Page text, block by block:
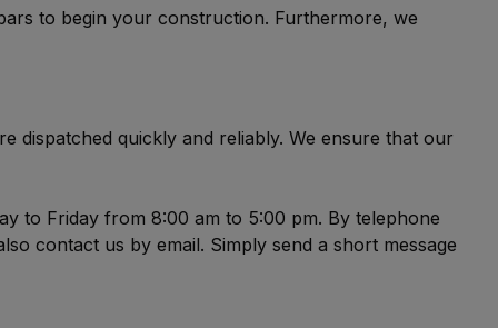
to begin your construction. Furthermore, we
dispatched quickly and reliably. We ensure that our
to Friday from 8:00 am to 5:00 pm. By telephone
contact us by email. Simply send a short message